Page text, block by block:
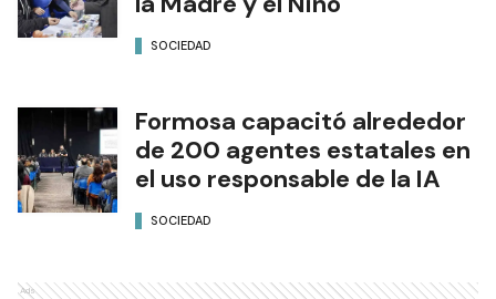
SOCIEDAD
Formosa capacitó alrededor
de 200 agentes estatales en
el uso responsable de la IA
SOCIEDAD
Ads